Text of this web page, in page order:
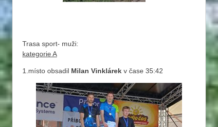
Trasa sport- muži:
kategorie A
1.místo obsadil Milan Vinklárek v čase 35:42